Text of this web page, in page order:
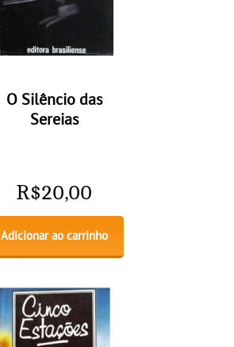
O Silêncio das
Sereias
R$20,00
Adicionar ao carrinho